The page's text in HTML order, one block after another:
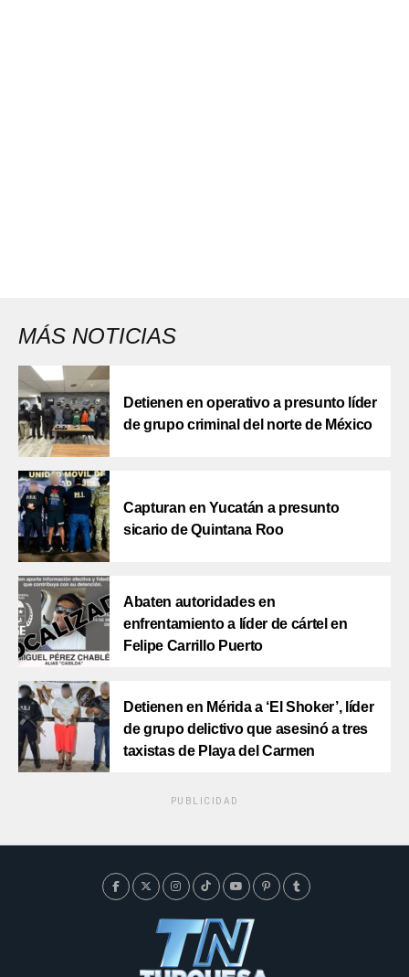
MÁS NOTICIAS
Detienen en operativo a presunto líder
de grupo criminal del norte de México
Capturan en Yucatán a presunto
sicario de Quintana Roo
Abaten autoridades en
enfrentamiento a líder de cártel en
Felipe Carrillo Puerto
Detienen en Mérida a ‘El Shoker’, líder
de grupo delictivo que asesinó a tres
taxistas de Playa del Carmen
PUBLICIDAD